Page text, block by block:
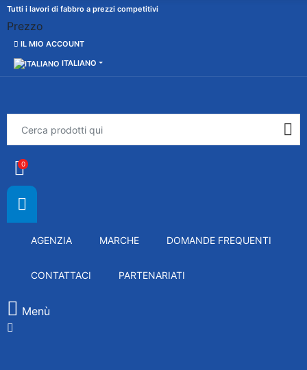
Tutti i lavori di fabbro a prezzi competitivi
Prezzo
IL MIO ACCOUNT
ITALIANO
0
AGENZIA MARCHE DOMANDE FREQUENTI
CONTATTACI PARTENARIATI
Menù